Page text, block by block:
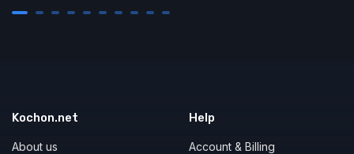
Kochon.net
About us
Help
Account & Billing